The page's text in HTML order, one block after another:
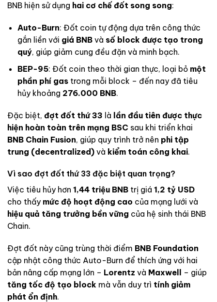
BNB hiện sử dụng hai cơ chế đốt song song:
Auto-Burn: Đốt coin tự động dựa trên công thức
gắn liền với giá BNBvà số block được tạo trong
quý, giúp giảm cung đều đặn và minh bạch.
BEP-95: Đốt coin theo thời gian thực, loại bỏ một
phần phí gastrong mỗi block – đến nay đã tiêu
hủy khoảng 276.000 BNB.
Đặc biệt, đợt đốt thứ 33 là lần đầu tiên được thực
hiện hoàn toàn trên mạng BSC sau khi triển khai
BNB Chain Fusion, giúp quy trình trở nên phi tập
trung (decentralized) và kiểm toán công khai.
Vì sao đợt đốt thứ 33 đặc biệt quan trọng?
Việc tiêu hủy hơn 1,44 triệu BNB trị giá 1,2 tỷ USD
cho thấy mức độ hoạt động cao của mạng lưới và
hiệu quả tăng trưởng bền vững của hệ sinh thái BNB
Chain.
Đợt đốt này cũng trùng thời điểm BNB Foundation
cập nhật công thức Auto-Burn để thích ứng với hai
bản nâng cấp mạng lớn – Lorentz và Maxwell
– giúp
tăng tốc độ tạo block mà vẫn duy trì tính giảm
phát ổn định.